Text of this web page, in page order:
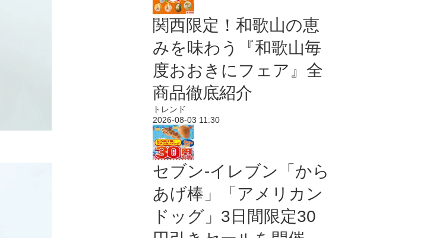
関西限定！和歌山の恵
みを味わう『和歌山毎
度おおきにフェア』全
商品徹底紹介
トレンド
2026-08-03 11:30
セブン‐イレブン「から
あげ棒」「アメリカン
ドッグ」3日間限定30